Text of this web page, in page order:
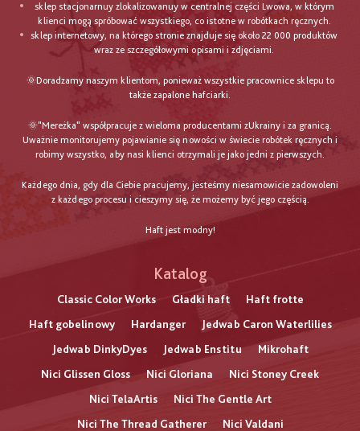
sklep stacjonarnuy zlokalizowanuy w centralnej części Lwowa, w którym
klienci mogą spróbować wszystkiego, co istotne w robótkach ręcznych.
sklep internetowy, na którego stronie znajduje się około 22 000 produktów
wraz ze szczegółowymi opisami i zdjęciami.
🌞Doradzamy naszym klientom, ponieważ wszystkie pracownice sklepu to
także zapalone hafciarki.
🌞"Mereżka" współpracuje z wieloma producentami zUkrainy i za granicą.
Uważnie monitorujemy pojawianie się nowości w świecie robótek ręcznych i
robimy wszystko, aby nasi klienci otrzymali je jako jedni z pierwszych.
Każdego dnia, gdy dla Ciebie pracujemy, jesteśmy niesamowicie zadowoleni
z każdego procesu i cieszymy się, że możemy być jego częścią.
Haft jest modny!
Katalog
Classic Color Works Gładki haft
Haft frotte
Haft gobelinowy
Hardanger
Jedwab Caron Waterlilies
Jedwab DinkyDyes
Jedwab Enstitu
Mikrohaft
Nici Glissen Gloss
Nici Gloriana
Nici Stoney Creek
Nici TelaArtis
Nici The Gentle Art
Nici The Thread Gatherer
Nici Valdani